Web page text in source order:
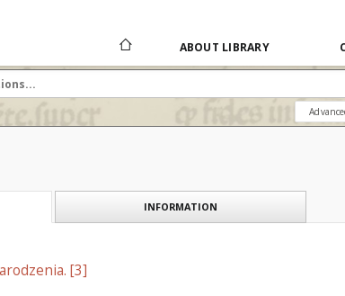
ABOUT LIBRARY
INFORMATION
[3]